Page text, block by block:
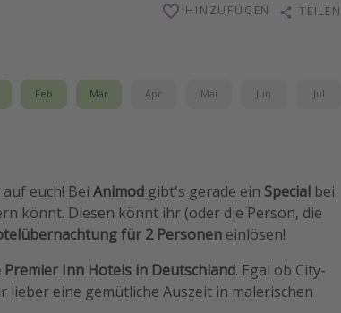
HINZUFÜGEN TEILEN
Feb Mär Apr Mai Jun Jul
euch! Bei Animod gibt's gerade ein Special bei
könnt. Diesen könnt ihr (oder die Person, die
für 2 Personen einlösen!
Premier Inn Hotels in Deutschland. Egal ob City-
lieber eine gemütliche Auszeit in malerischen